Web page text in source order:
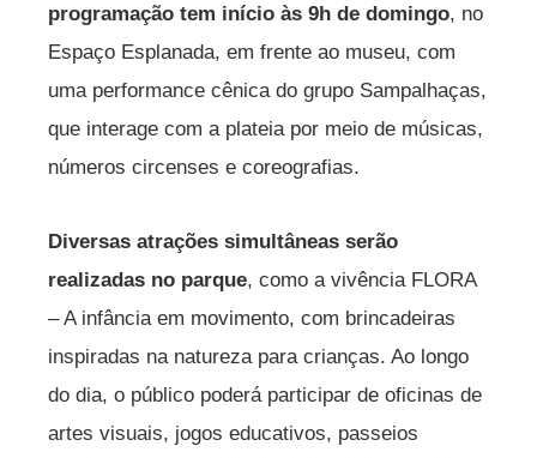
programação tem início às 9h de domingo, no
Espaço Esplanada, em frente ao museu, com
uma performance cênica do grupo Sampalhaças,
que interage com a plateia por meio de músicas,
números circenses e coreografias.
Diversas atrações simultâneas serão
realizadas no parque, como a vivência FLORA
– A infância em movimento, com brincadeiras
inspiradas na natureza para crianças. Ao longo
do dia, o público poderá participar de oficinas de
artes visuais, jogos educativos, passeios